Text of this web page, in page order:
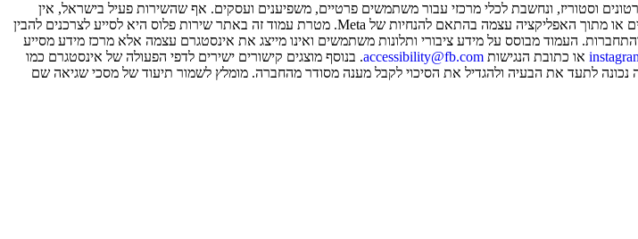
וסטוריז, ונחשבת לכלי מרכזי עבור משתמשים פרטיים, משפיענים ועסקים. אף שהשירות פעיל בישראל, אין
לאינסטגרם נציגות מקומית ואין מוקד טלפוני או שירות לקוחות ישיר. רוב הפניות נעשות דרך טפסים מקוונים או מתוך האפליקציה עצמה בהתאם להנחיות של Meta. מטרת עמוד זה באתר שירות פלוס היא לסייע לצרכנים להבין
העמוד מבוסס על מידע ציבורי ותלונות משתמשים ואינו מייצג את אינסטגרם עצמה אלא מרכז מידע מסייע
או כתובת הנגישות accessibility@fb.com. בנוסף מוצגים קישורים ישירים לדפי הפעולה של אינסטגרם כמו
נכונה לתעד את הבעיה ולהגדיל את הסיכוי לקבל מענה מסודר מהחברה. מומלץ לשמור תיעוד של מסכי שגיאה שם